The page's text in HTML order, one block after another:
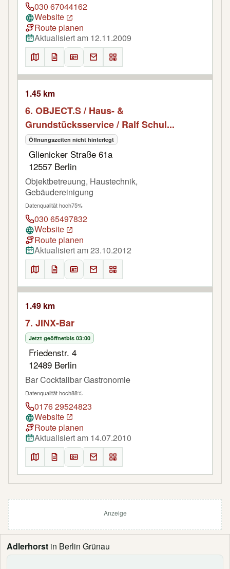
Adlerhorst in Berlin Grünau
030 67044162
Website
Route planen
Aktualisiert am 12.11.2009
1.45 km
6. OBJECT.S / Haus- &
Grundstücksservice / Ralf Schul...
Öffnungszeiten nicht hinterlegt
Glienicker Straße 61a
12557 Berlin
Objektbetreuung, Haustechnik,
Gebäudereinigung
Datenqualität hoch75%
030 65497832
Website
Route planen
Aktualisiert am 23.10.2012
1.49 km
7. JINX-Bar
Jetzt geöffnetbis 03:00
Friedenstr. 4
12489 Berlin
Bar Cocktailbar Gastronomie
Datenqualität hoch88%
0176 29524823
Website
Route planen
Aktualisiert am 14.07.2010
Anzeige